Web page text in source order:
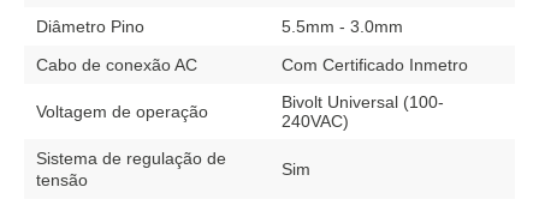
Diâmetro Pino
5.5mm - 3.0mm
Cabo de conexão AC
Com Certificado Inmetro
Voltagem de operação
Bivolt Universal (100-
240VAC)
Sistema de regulação de
tensão
Sim